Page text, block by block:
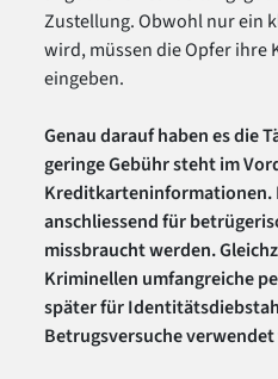
Zustellung. Obwohl nur ein
wird, müssen die Opfer ihre
eingeben.
Genau darauf haben es die
geringe Gebühr steht im
Kreditkarteninformationen.
anschliessend für
missbraucht werden.
Kriminellen umfangreiche
später für
Betrugsversuche